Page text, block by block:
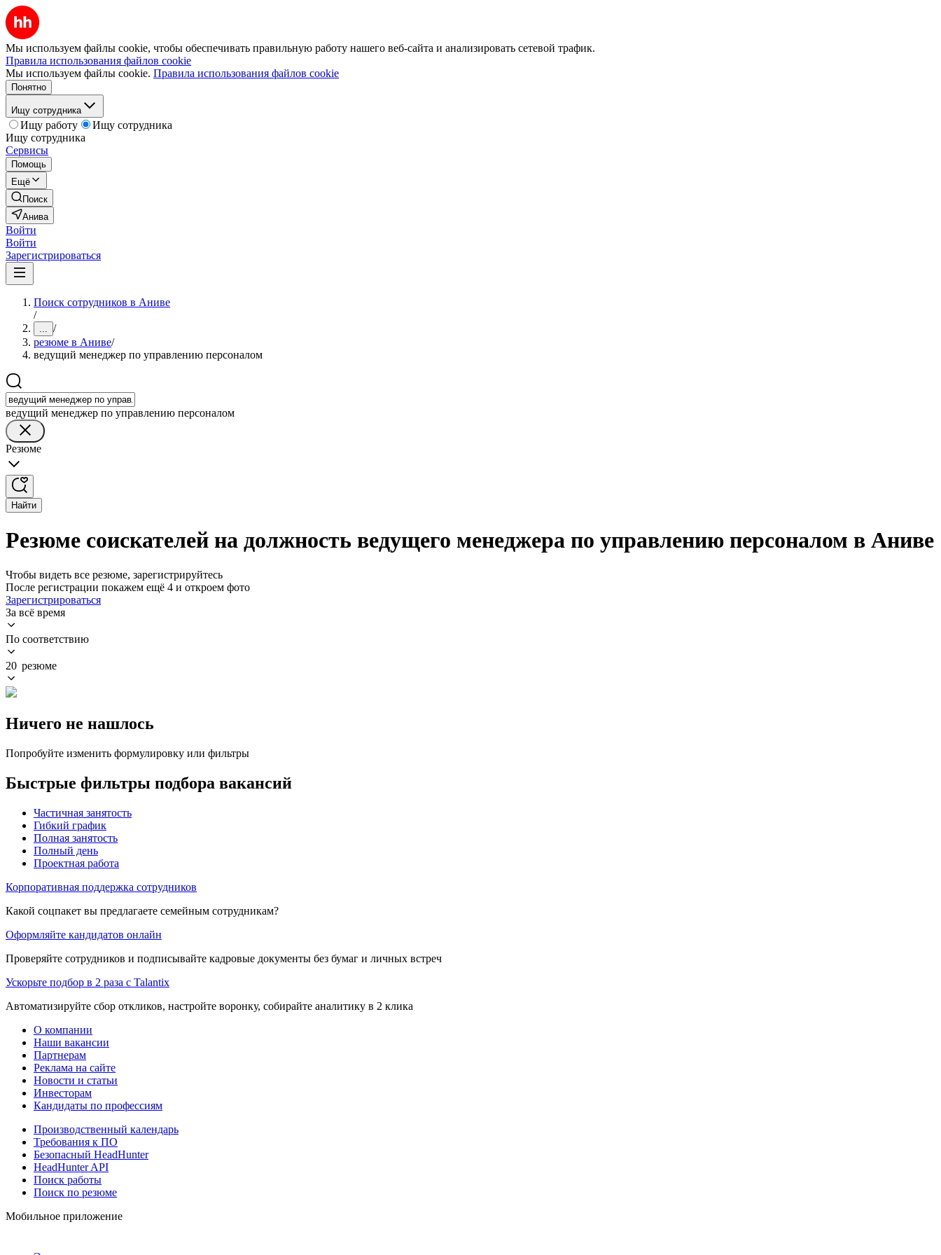
Мы используем файлы cookie, чтобы обеспечивать правильную работу нашего веб-сайта и анализировать сетевой трафик.
Правила использования файлов cookie
Мы используем файлы cookie. Правила использования файлов cookie
Понятно
Ищу сотрудника
Ищу работу
Ищу сотрудника
Ищу сотрудника
Сервисы
Помощь
Ещё
Поиск
Анива
Войти
Войти
Зарегистрироваться
Поиск сотрудников в Аниве
/
... /
резюме в Аниве/
ведущий менеджер по управлению персоналом
ведущий менеджер по управлению персоналом
Резюме
Найти
Резюме соискателей на должность ведущего менеджера по управлению персоналом в Аниве
Чтобы видеть все резюме, зарегистрируйтесь
После регистрации покажем ещё 4 и откроем фото
Зарегистрироваться
За всё время
По соответствию
20 резюме
Ничего не нашлось
Попробуйте изменить формулировку или фильтры
Быстрые фильтры подбора вакансий
Частичная занятость
Гибкий график
Полная занятость
Полный день
Проектная работа
Корпоративная поддержка сотрудников
Какой соцпакет вы предлагаете семейным сотрудникам?
Оформляйте кандидатов онлайн
Проверяйте сотрудников и подписывайте кадровые документы без бумаг и личных встреч
Ускорьте подбор в 2 раза с Talantix
Автоматизируйте сбор откликов, настройте воронку, собирайте аналитику в 2 клика
О компании
Наши вакансии
Партнерам
Реклама на сайте
Новости и статьи
Инвесторам
Кандидаты по профессиям
Производственный календарь
Требования к ПО
Безопасный HeadHunter
HeadHunter API
Поиск работы
Поиск по резюме
Мобильное приложение